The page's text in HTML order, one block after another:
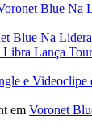
Blue Na
Blue Na
Libra Lança
e Videoclipe
em Voronet